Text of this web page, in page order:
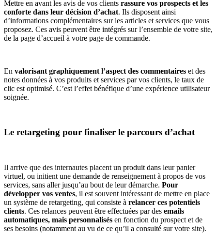
Mettre en avant les avis de vos clients rassure vos prospects et les
conforte dans leur décision d’achat. Ils disposent ainsi
d’informations complémentaires sur les articles et services que vous
proposez. Ces avis peuvent être intégrés sur l’ensemble de votre site,
de la page d’accueil à votre page de commande.
En valorisant graphiquement l’aspect des commentaires et des
notes données à vos produits et services par vos clients, le taux de
clic est optimisé. C’est l’effet bénéfique d’une expérience utilisateur
soignée.
Le retargeting pour finaliser le parcours d’achat
Il arrive que des internautes placent un produit dans leur panier
virtuel, ou initient une demande de renseignement à propos de vos
services, sans aller jusqu’au bout de leur démarche. Pour
développer vos ventes, il est souvent intéressant de mettre en place
un système de retargeting, qui consiste à relancer ces potentiels
clients. Ces relances peuvent être effectuées par des emails
automatiques, mais personnalisés en fonction du prospect et de
ses besoins (notamment au vu de ce qu’il a consulté sur votre site).